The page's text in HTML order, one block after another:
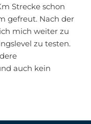
Strecke schon
gefreut. Nach der
mich weiter zu
zu testen.
auch kein